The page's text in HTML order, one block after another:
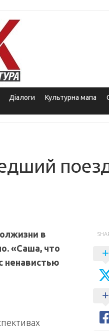
Діалоги Культурна мапа
в
«Саша, что
ненавистью